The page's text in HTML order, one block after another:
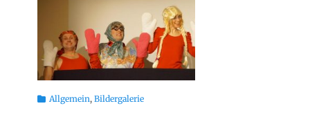
Kategorien
Allgemein, Bildergalerie